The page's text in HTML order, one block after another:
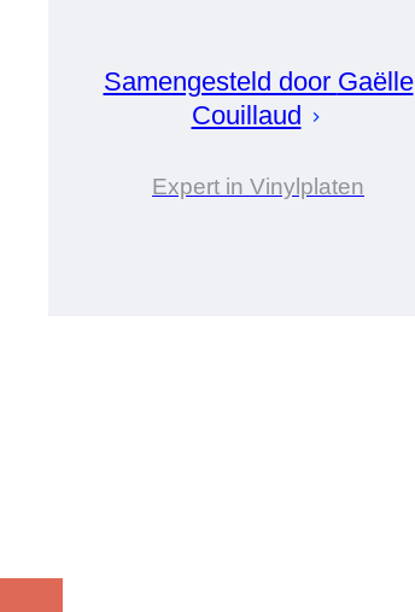
Samengesteld door Gaëlle
Couillaud
Expert in Vinylplaten